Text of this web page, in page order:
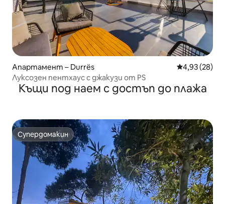
Апартамент – Durrës Средна
4,93 (28)
Луксозен пентхаус с джакузи от PS
Къщи под наем с достъп до плажа
Супердомакин
Супердомакин